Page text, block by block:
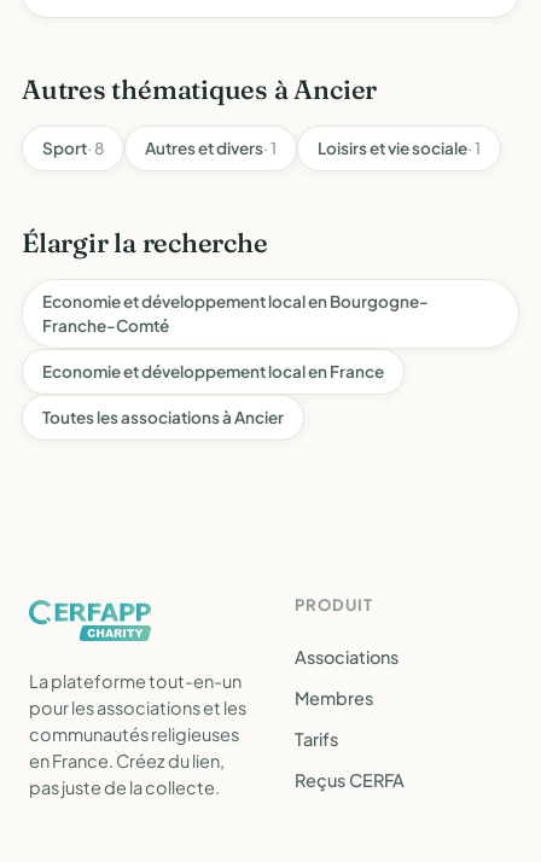
Autres thématiques à Ancier
Sport· 8 Autres et divers· 1 Loisirs et vie sociale· 1
Élargir la recherche
Economie et développement local en Bourgogne-
Franche-Comté
Economie et développement local en France
Toutes les associations à Ancier
La plateforme tout-en-un
pour les associations et les
communautés religieuses
en France. Créez du lien,
pas juste de la collecte.
PRODUIT
Associations
Membres
Tarifs
Reçus CERFA